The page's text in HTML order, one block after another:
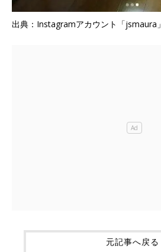
出典：Instagramアカウント「jsmaura」
元記事へ戻る